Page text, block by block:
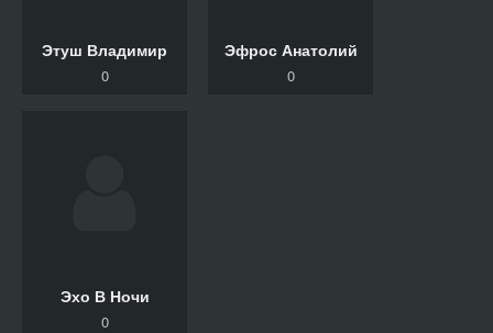
Этуш Владимир
0
Эфрос Анатолий
0
Эхо В Ночи
0